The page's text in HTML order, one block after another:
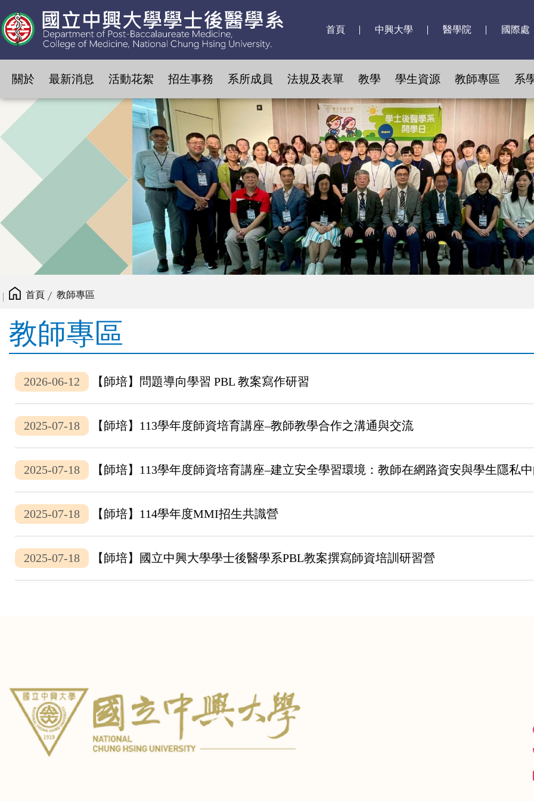
首頁 中興大學 醫學院 國際處
關於 最新消息 活動花絮 招生事務 系所成員 法規及表單 教學 學生資源 教師專區 系
首頁 教師專區
教師專區
2026-06-12 【師培】問題導向學習 PBL 教案寫作研習
2025-07-18 【師培】113學年度師資培育講座–教師教學合作之溝通與交流
2025-07-18 【師培】113學年度師資培育講座–建立安全學習環境：教師在網路資安與學生隱私
2025-07-18 【師培】114學年度MMI招生共識營
2025-07-18 【師培】國立中興大學學士後醫學系PBL教案撰寫師資培訓研習營